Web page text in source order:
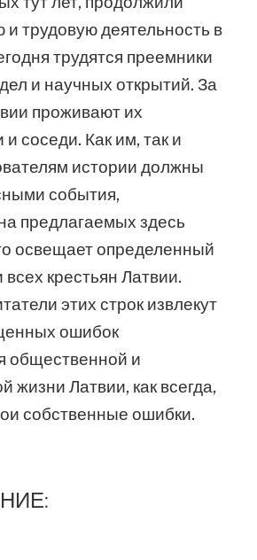
трудовую деятельность в
трудятся преемники
и научных открытий. За
проживают их
и соседи. Как им, так и
истории должны
события,
предлагаемых здесь
освещает определенный
крестьян Латвии.
этих строк извлекут
ошибок
общественной и
жизни Латвии, как всегда,
собственные ошибки.